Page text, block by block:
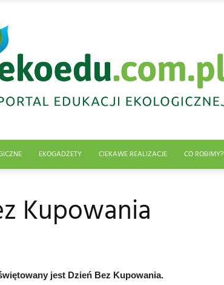
EKOGADŻETY CIEKAWE REALIZACJE CO ROBIMY?
Kupowania
jest Dzień Bez Kupowania.